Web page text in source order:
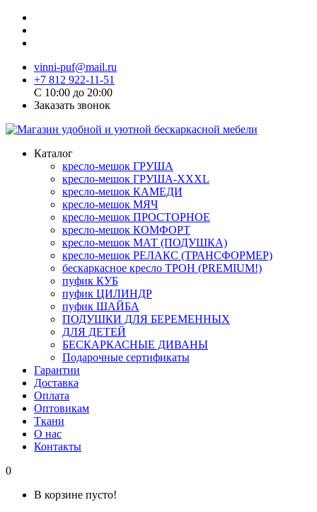
vinni-puf@mail.ru
+7 812 922-11-51
C 10:00 до 20:00
Заказать звонок
Каталог
кресло-мешок ГРУША
кресло-мешок ГРУША-XXXL
кресло-мешок КАМЕДИ
кресло-мешок МЯЧ
кресло-мешок ПРОСТОРНОЕ
кресло-мешок КОМФОРТ
кресло-мешок МАТ (ПОДУШКА)
кресло-мешок РЕЛАКС (ТРАНСФОРМЕР)
бескаркасное кресло ТРОН (PREMIUM!)
пуфик КУБ
пуфик ЦИЛИНДР
пуфик ШАЙБА
ПОДУШКИ ДЛЯ БЕРЕМЕННЫХ
ДЛЯ ДЕТЕЙ
БЕСКАРКАСНЫЕ ДИВАНЫ
Подарочные сертификаты
Гарантии
Доставка
Оплата
Оптовикам
Ткани
О нас
Контакты
0
В корзине пусто!